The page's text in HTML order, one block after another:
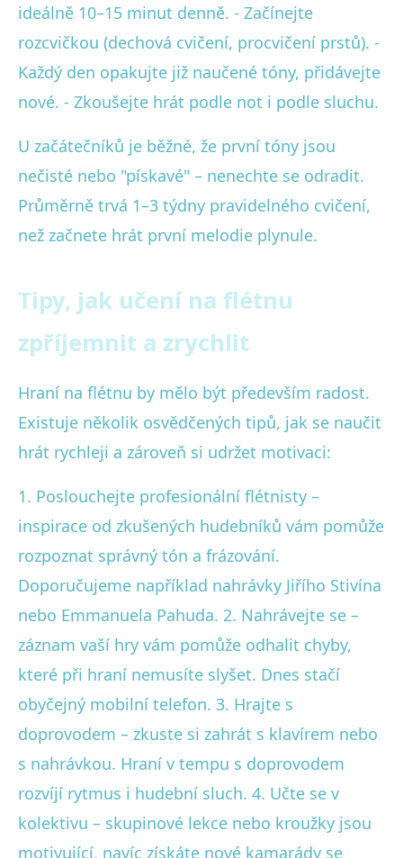
ideálně 10–15 minut denně. - Začínejte
rozcvičkou (dechová cvičení, procvičení prstů). -
Každý den opakujte již naučené tóny, přidávejte
nové. - Zkoušejte hrát podle not i podle sluchu.
U začátečníků je běžné, že první tóny jsou
nečisté nebo "pískavé" – nenechte se odradit.
Průměrně trvá 1–3 týdny pravidelného cvičení,
než začnete hrát první melodie plynule.
Tipy, jak učení na flétnu
zpříjemnit a zrychlit
Hraní na flétnu by mělo být především radost.
Existuje několik osvědčených tipů, jak se naučit
hrát rychleji a zároveň si udržet motivaci:
1. Poslouchejte profesionální flétnisty –
inspirace od zkušených hudebníků vám pomůže
rozpoznat správný tón a frázování.
Doporučujeme například nahrávky Jiřího Stivína
nebo Emmanuela Pahuda. 2. Nahrávejte se –
záznam vaší hry vám pomůže odhalit chyby,
které při hraní nemusíte slyšet. Dnes stačí
obyčejný mobilní telefon. 3. Hrajte s
doprovodem – zkuste si zahrát s klavírem nebo
s nahrávkou. Hraní v tempu s doprovodem
rozvíjí rytmus i hudební sluch. 4. Učte se v
kolektivu – skupinové lekce nebo kroužky jsou
motivující, navíc získáte nové kamarády se